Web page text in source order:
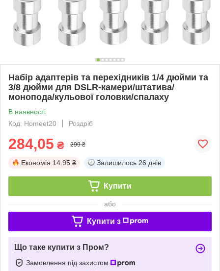
Набір адаптерів та перехідників 1/4 дюйми та
3/8 дюйми для DSLR-камери/штатива/
монопода/кульової головки/спалаху
В наявності
Код: Homeet20
Роздріб
284,05 ₴ 299 ₴
Економія 14.95 ₴ Залишилось 26 днів
Купити
або
Купити з
Що таке купити з Пром?
Замовлення під захистом